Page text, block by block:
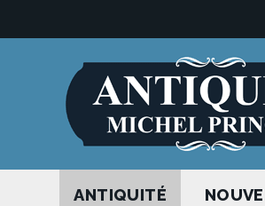
ANTIQUITÉ